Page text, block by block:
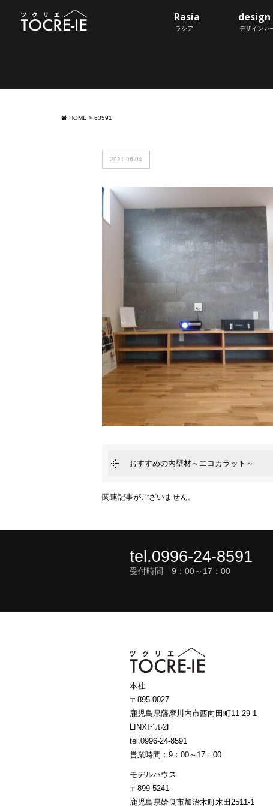
Rasia
ラシア
design
デザインカ
HOME > 63591
2021-06-04
おすすめの内壁材～エコカラット～
関連記事がございません。
tel.0996-24-8591
受付時間 9：00～17：00
本社
〒895-0027
鹿児島県薩摩川内市西向田町11-29-1
LINXビル2F
tel.0996-24-8591
営業時間：9：00～17：00
モデルハウス
〒899-5241
鹿児島県姶良市加治木町木田2511-1